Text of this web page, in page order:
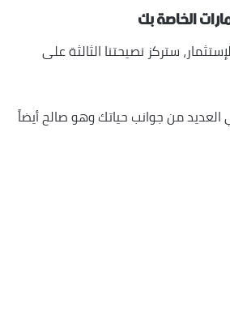
ستركز نصيحتنا الثالثة على
من جوانب حياتك وهو صالح أيضاً